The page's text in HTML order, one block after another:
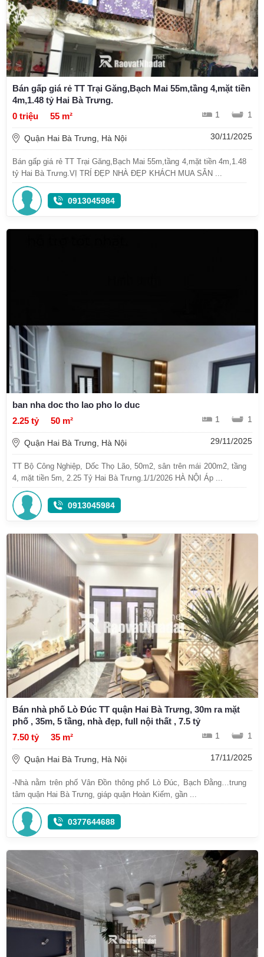
Bán gấp giá rẻ TT Trại Găng,Bạch Mai 55m,tầng 4,mặt tiền
4m,1.48 tỷ Hai Bà Trưng.
0 triệu
55 m² 1 1
Quận Hai Bà Trưng, Hà Nội 30/11/2025
Bán gấp giá rẻ TT Trại Găng,Bạch Mai 55m,tầng 4,mặt tiền 4m,1.48
tỷ Hai Bà Trưng.VỊ TRÍ ĐẸP NHÀ ĐẸP KHÁCH MUA SẴN ...
0913045984
ban nha doc tho lao pho lo duc
2.25 tỷ
50 m² 1 1
Quận Hai Bà Trưng, Hà Nội 29/11/2025
TT Bộ Công Nghiệp, Dốc Thọ Lão, 50m2, sân trên mái 200m2, tầng
4, mặt tiền 5m, 2.25 Tỷ Hai Bà Trưng.1/1/2026 HÀ NỘI Áp ...
0913045984
Bán nhà phố Lò Đúc TT quận Hai Bà Trưng, 30m ra mặt
phố , 35m, 5 tầng, nhà đẹp, full nội thất , 7.5 tỷ
7.50 tỷ
35 m² 1 1
Quận Hai Bà Trưng, Hà Nội 17/11/2025
-Nhà nằm trên phố Vân Đồn thông phố Lò Đúc, Bạch Đằng…trung
tâm quận Hai Bà Trưng, giáp quận Hoàn Kiếm, gần ...
0377644688